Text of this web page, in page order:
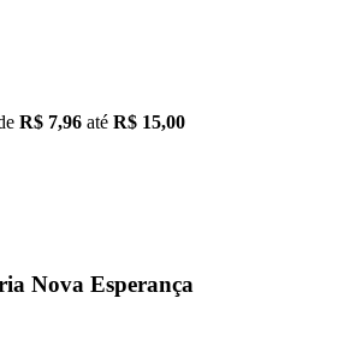
R$ 7,96 até R$ 15,00
Nova Esperança